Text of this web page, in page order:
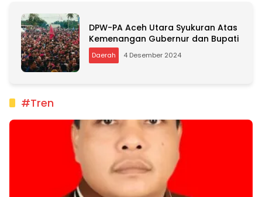
DPW-PA Aceh Utara Syukuran Atas
Kemenangan Gubernur dan Bupati
Daerah 4 Desember 2024
#Tren